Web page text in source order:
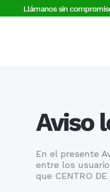
Llámanos sin
Aviso
En el presente
entre los
que CENTRO